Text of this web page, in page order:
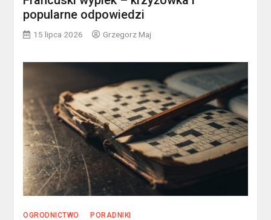
popularne odpowiedzi
15 lipca 2026 Grzegorz Maj
OGRODNICTWO PORADNIKI